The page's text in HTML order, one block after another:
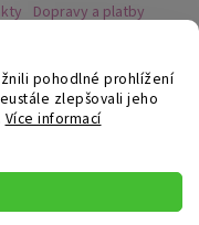
pohodlné prohlížení
zlepšovali jeho
Více informací
Dopravy a platby
náušnic
sledujte nás
údajů
bateriích